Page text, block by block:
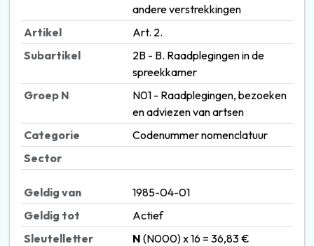
andere verstrekkingen
Artikel
Art. 2.
Subartikel
2B - B. Raadplegingen in de
spreekkamer
Groep N
N01 - Raadplegingen, bezoeken
en adviezen van artsen
Categorie
Codenummer nomenclatuur
Sector
Geldig van
1985-04-01
Geldig tot
Actief
Sleutelletter
N (N000) x 16 = 36,83 €